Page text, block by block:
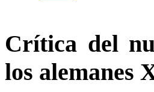
Crítica del
los alemanes